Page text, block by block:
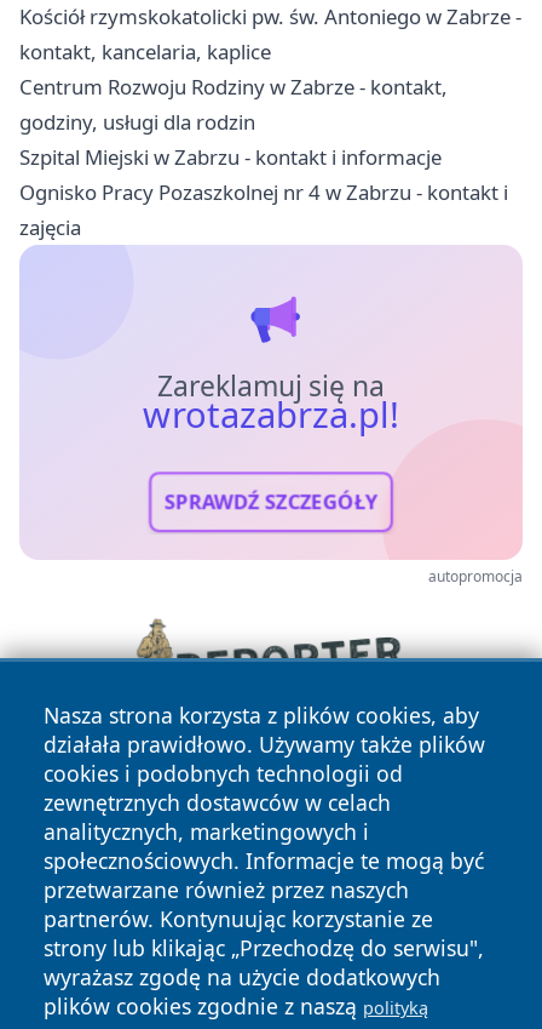
Kościół rzymskokatolicki pw. św. Antoniego w Zabrze -
kontakt, kancelaria, kaplice
Centrum Rozwoju Rodziny w Zabrze - kontakt,
godziny, usługi dla rodzin
Szpital Miejski w Zabrzu - kontakt i informacje
Ognisko Pracy Pozaszkolnej nr 4 w Zabrzu - kontakt i
zajęcia
Zareklamuj się na
wrotazabrza.pl!
SPRAWDŹ SZCZEGÓŁY
autopromocja
Nasza strona korzysta z plików cookies, aby
działała prawidłowo. Używamy także plików
cookies i podobnych technologii od
zewnętrznych dostawców w celach
analitycznych, marketingowych i
społecznościowych. Informacje te mogą być
przetwarzane również przez naszych
partnerów. Kontynuując korzystanie ze
strony lub klikając „Przechodzę do serwisu",
wyrażasz zgodę na użycie dodatkowych
plików cookies zgodnie z naszą polityką
Copyright © 2026 wrotazabrza.pl Wszystkie prawa
zastrzeżone.